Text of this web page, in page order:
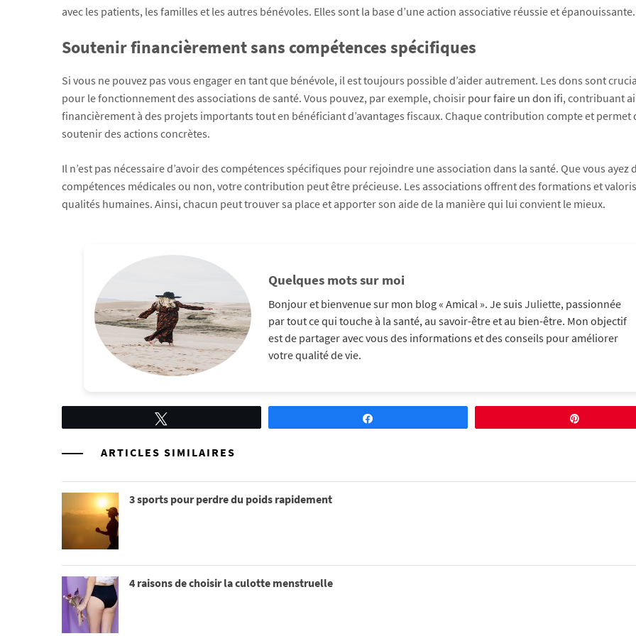
avec les patients, les familles et les autres bénévoles. Elles sont la base d’une action associative réussie et épanouissante.
Soutenir financièrement sans compétences spécifiques
Si vous ne pouvez pas vous engager en tant que bénévole, il est toujours possible d’aider autrement. Les dons sont
pour le fonctionnement des associations de santé. Vous pouvez, par exemple, choisir pour faire un don ifi, contribuant
financièrement à des projets importants tout en bénéficiant d’avantages fiscaux. Chaque contribution compte et permet
soutenir des actions concrètes.
Il n’est pas nécessaire d’avoir des compétences spécifiques pour rejoindre une association dans la santé. Que vous ayez
compétences médicales ou non, votre contribution peut être précieuse. Les associations offrent des formations et
qualités humaines. Ainsi, chacun peut trouver sa place et apporter son aide de la manière qui lui convient le mieux.
Quelques mots sur moi
Bonjour et bienvenue sur mon blog « Amical ». Je suisJuliette, passionnée
par tout ce qui touche à la santé, au savoir-être et au bien-être. Mon objectif
est de partager avec vous des informations et des conseils pour améliorer
votre qualité de vie.​
ARTICLES SIMILAIRES
3 sports pour perdre du poids rapidement
4 raisons de choisir la culotte menstruelle